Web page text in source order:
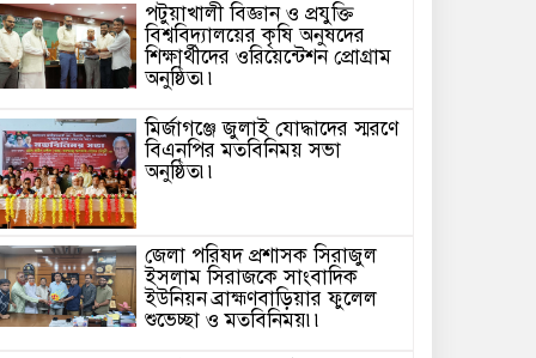
পটুয়াখালী বিজ্ঞান ও প্রযুক্তি
বিশ্ববিদ্যালয়ের কৃষি অনুষদের
শিক্ষার্থীদের ওরিয়েন্টেশন প্রোগ্রাম
অনুষ্ঠিত৷৷
মির্জাগঞ্জে জুলাই যোদ্ধাদের স্মরণে
বিএনপির মতবিনিময় সভা
অনুষ্ঠিত৷৷
জেলা পরিষদ প্রশাসক সিরাজুল
ইসলাম সিরাজকে সাংবাদিক
ইউনিয়ন ব্রাহ্মণবাড়িয়ার ফুলেল
শুভেচ্ছা ও মতবিনিময়৷৷